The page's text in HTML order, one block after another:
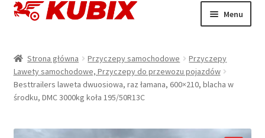
Przejdź
Przejdź
Menu
Przyczepy gastronomiczne
menu
Wyposażenie dodatkowe
Strona główna Przyczepy samochodowe
Przyczepy
Lawety samochodowe, Przyczepy do przewozu pojazdów
Besttrailers laweta dwuosiowa, raz łamana, 600×210, blacha w
środku, DMC 3000kg koła 195/50R13C